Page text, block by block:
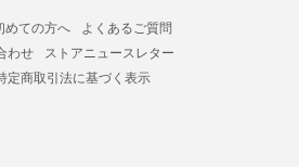
めての方へ
よくあるご質問
わせ
ストアニュースレター
定商取引法に基づく表示